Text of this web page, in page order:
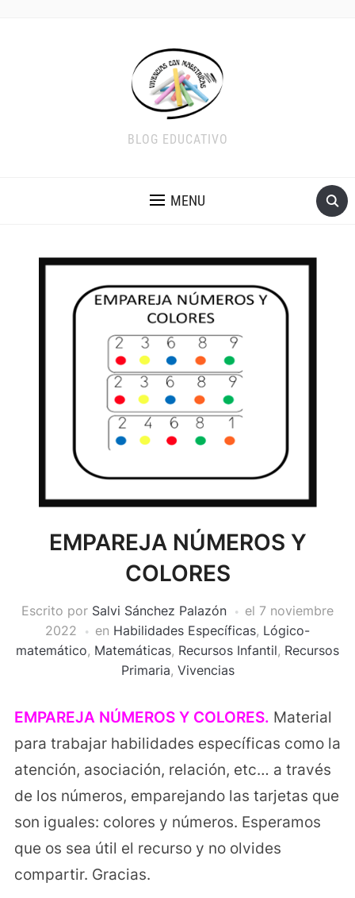
BLOG EDUCATIVO
MENU
EMPAREJA NÚMEROS Y
COLORES
Escrito por Salvi Sánchez Palazón el 7 noviembre
2022
en Habilidades Específicas, Lógico-
matemático, Matemáticas, Recursos Infantil, Recursos
Primaria, Vivencias
EMPAREJA NÚMEROS Y COLORES. Material
para trabajar habilidades específicas como la
atención, asociación, relación, etc… a través
de los números, emparejando las tarjetas que
son iguales: colores y números. Esperamos
que os sea útil el recurso y no olvides
compartir. Gracias.